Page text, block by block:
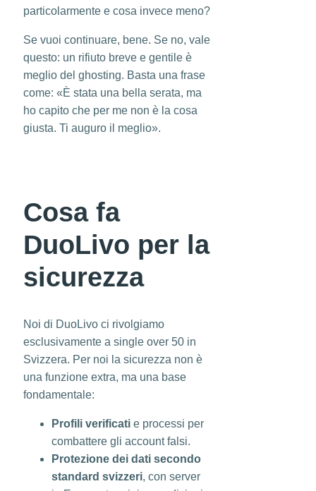
particolarmente e cosa invece meno?
Se vuoi continuare, bene. Se no, vale
questo: un rifiuto breve e gentile è
meglio del ghosting. Basta una frase
come: «È stata una bella serata, ma
ho capito che per me non è la cosa
giusta. Ti auguro il meglio».
Cosa fa
DuoLivo per la
sicurezza
Noi di DuoLivo ci rivolgiamo
esclusivamente a single over 50 in
Svizzera. Per noi la sicurezza non è
una funzione extra, ma una base
fondamentale:
Profili verificatie processi per
combattere gli account falsi.
Protezione dei dati secondo
standard svizzeri, con server